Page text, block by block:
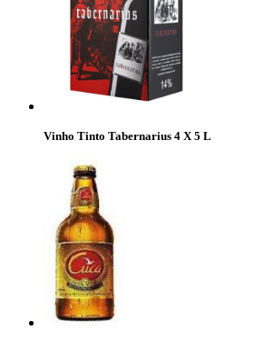
Vinho Tinto Tabernarius 4 X 5 L